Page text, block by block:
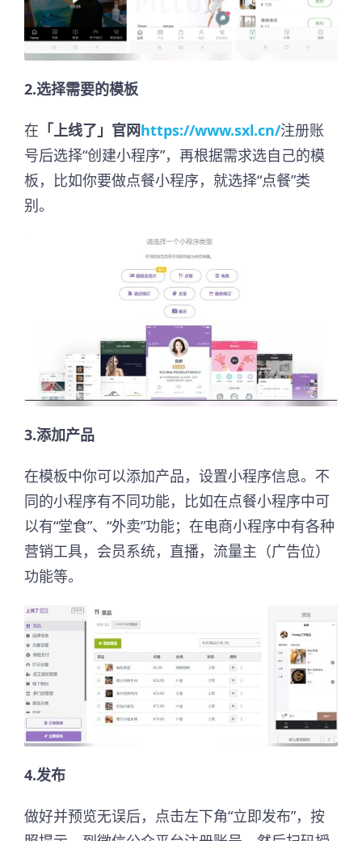
2.选择需要的模板
在 「上线了」官网https://www.sxl.cn/注册账
号后选择“创建小程序”，再根据需求选自己的模
板，比如你要做点餐小程序，就选择“点餐”类
别。
3.添加产品
在模板中你可以添加产品，设置小程序信息。不
同的小程序有不同功能，比如在点餐小程序中可
以有“堂食”、“外卖”功能；在电商小程序中有各种
营销工具，会员系统，直播，流量主（广告位）
功能等。
4.发布
做好并预览无误后，点击左下角“立即发布”，按